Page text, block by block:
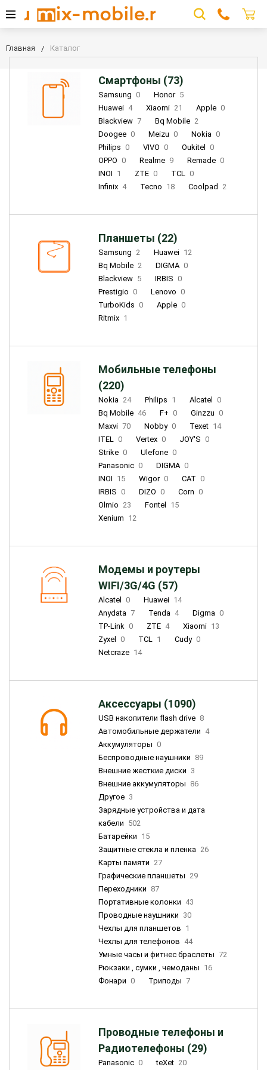
Главная Каталог
Смартфоны (73)
Samsung 0 Honor 5
Huawei 4 Xiaomi 21 Apple 0
Blackview 7 Bq Mobile 2
Doogee 0 Meizu 0 Nokia 0
Philips 0 VIVO 0 Oukitel
0
OPPO 0 Realme 9 Remade 0
INOI 1 ZTE 0 TCL 0
Infinix 4 Tecno 18 Coolpad 2
Планшеты (22)
Samsung 2 Huawei 12
Bq Mobile 2 DIGMA 0
Blackview 5 IRBIS 0
Prestigio 0 Lenovo 0
TurboKids 0 Apple 0
Ritmix 1
Мобильные телефоны
(220)
Nokia 24 Philips 1 Alcatel
0
Bq Mobile 46 F+ 0 Ginzzu 0
Maxvi 70 Nobby 0 Texet 14
ITEL 0 Vertex 0 JOY'S 0
Strike 0 Ulefone 0
Panasonic 0 DIGMA 0
INOI 15 Wigor 0 CAT 0
IRBIS 0 DIZO 0 Corn 0
Olmio 23 Fontel
15
Xenium 12
Модемы и роутеры
WIFI/3G/4G (57)
Alcatel 0 Huawei 14
Anydata 7 Tenda 4 Digma 0
TP-Link 0 ZTE 4 Xiaomi 13
Zyxel
0 TCL 1 Cudy 0
Netcraze 14
Аксессуары (1090)
USB накопители flash drive 8
Автомобильные держатели 4
Аккумуляторы 0
Беспроводные наушники 89
Внешние жесткие диски 3
Внешние аккумуляторы 86
Другое 3
Зарядные устройства и дата
кабели 502
Батарейки 15
Защитные стекла и пленка 26
Карты памяти 27
Графические планшеты 29
Переходники 87
Портативные колонки 43
Проводные наушники 30
Чехлы для планшетов 1
Чехлы для телефонов 44
Умные часы и фитнес браслеты 72
Рюкзаки , сумки , чемоданы 16
Фонари 0 Триподы 7
Проводные телефоны и
Радиотелефоны (29)
Panasonic 0 teXet 20